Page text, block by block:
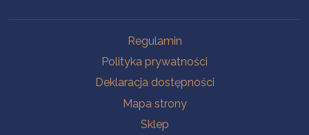
Regulamin
Polityka prywatności
Deklaracja dostępności
Mapa strony
Sklep